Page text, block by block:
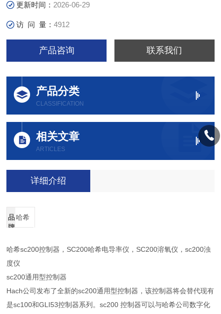
更新时间： 2026-06-29
访 问 量：4912
产品咨询 联系我们
产品分类
CLASSIFICATION
相关文章
ARTICLES
详细介绍
品
牌
哈希
哈希sc200控制器，SC200哈希电导率仪，SC200溶氧仪，sc200浊
度仪
sc200通用型控制器
Hach公司发布了全新的sc200通用型控制器，该控制器将会替代现有
是sc100和GLI53控制器系列。sc200 控制器可以与哈希公司数字化